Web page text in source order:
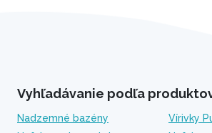
Vyhľadávanie podľa
Nadzemné bazény
Vírivky